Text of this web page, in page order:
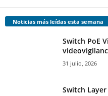
Noticias más leídas esta semana
Switch PoE
31 julio, 2026
Switch Layer